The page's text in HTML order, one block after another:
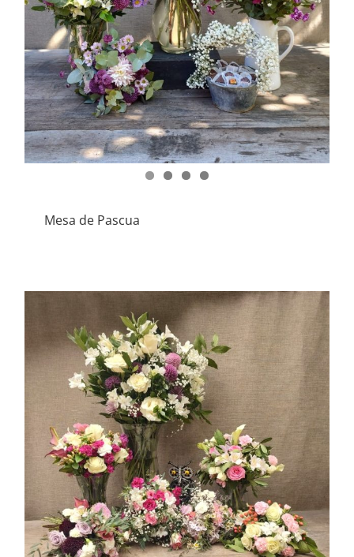
Mesa de Pascua